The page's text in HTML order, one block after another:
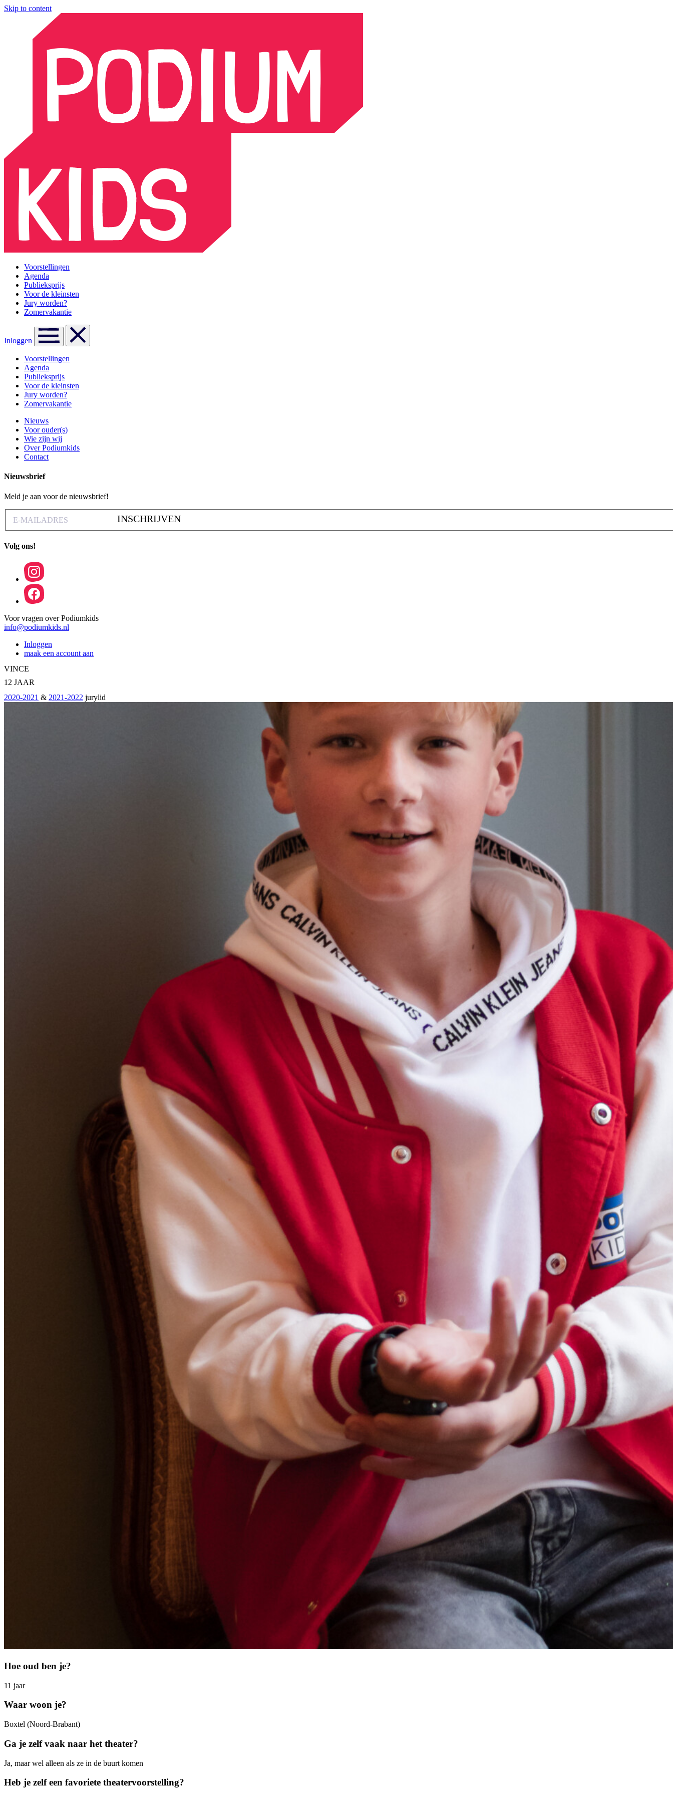
Skip to content
Voorstellingen
Agenda
Publieksprijs
Voor de kleinsten
Jury worden?
Zomervakantie
Inloggen
Voorstellingen
Agenda
Publieksprijs
Voor de kleinsten
Jury worden?
Zomervakantie
Nieuws
Voor ouder(s)
Wie zijn wij
Over Podiumkids
Contact
Nieuwsbrief
Meld je aan voor de nieuwsbrief!
INSCHRIJVEN
Volg ons!
Voor vragen over Podiumkids
info@podiumkids.nl
Inloggen
maak een account aan
VINCE
12 JAAR
2020-2021 & 2021-2022 jurylid
Hoe oud ben je?
11 jaar
Waar woon je?
Boxtel (Noord-Brabant)
Ga je zelf vaak naar het theater?
Ja, maar wel alleen als ze in de buurt komen
Heb je zelf een favoriete theatervoorstelling?